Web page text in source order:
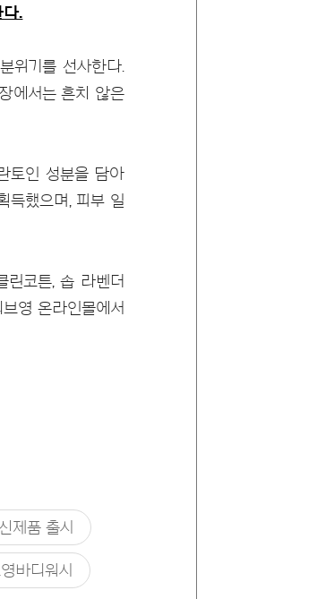
다.
위기를 선사한다.
에서는 흔치 않은
토인 성분을 담아
득했으며, 피부 일
린코튼, 솝 라벤더
영 온라인몰에서
제품 출시
바디워시